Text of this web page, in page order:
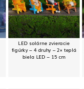
LED solárne zvieracie
figúrky – 4 druhy – 2× teplá
biela LED – 15 cm